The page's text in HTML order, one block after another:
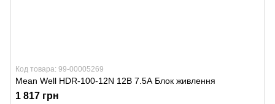
Код товара: 99-00005269
Mean Well HDR-100-12N 12В 7.5А Блок живлення
1 817 грн